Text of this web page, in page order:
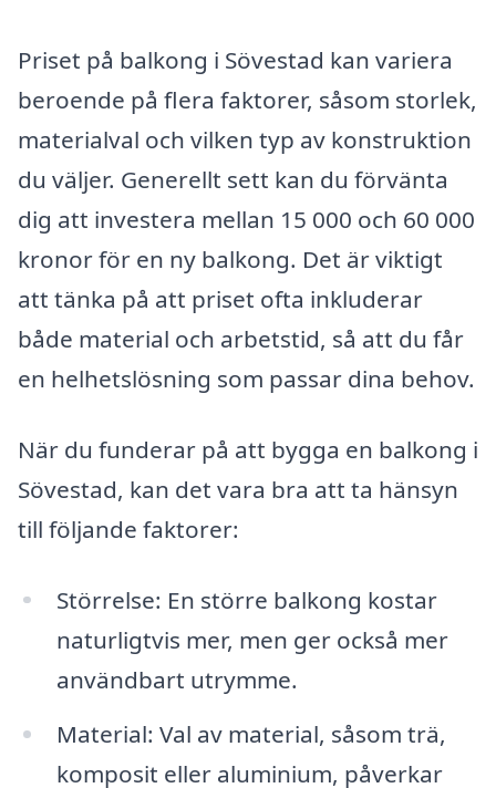
Priset på balkong i Sövestad kan variera
beroende på flera faktorer, såsom storlek,
materialval och vilken typ av konstruktion
du väljer. Generellt sett kan du förvänta
dig att investera mellan 15 000 och 60 000
kronor för en ny balkong. Det är viktigt
att tänka på att priset ofta inkluderar
både material och arbetstid, så att du får
en helhetslösning som passar dina behov.
När du funderar på att bygga en balkong i
Sövestad, kan det vara bra att ta hänsyn
till följande faktorer:
Störrelse: En större balkong kostar
naturligtvis mer, men ger också mer
användbart utrymme.
Material: Val av material, såsom trä,
komposit eller aluminium, påverkar